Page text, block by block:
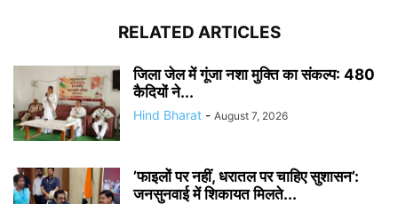
RELATED ARTICLES
जिला जेल में गूंजा नशा मुक्ति का संकल्प: 480
कैदियों ने...
Hind Bharat - August 7, 2026
​’फाइलों पर नहीं, धरातल पर चाहिए सुशासन’:
जनसुनवाई में शिकायत मिलते...